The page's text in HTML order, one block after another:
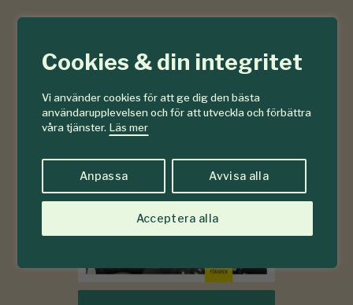
Cookies & din integritet
Vi använder cookies för att ge dig den bästa
användarupplevelsen och för att utveckla och förbättra
våra tjänster. Läs mer
Anpassa Avvisa alla
Acceptera alla
6-7
2026